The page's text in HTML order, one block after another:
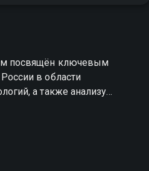
посвящён ключевым
в области
а также анализу
развития